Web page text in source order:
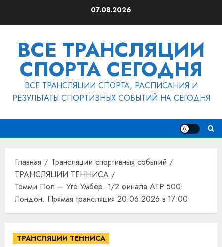
07.08.2026
ВСЕ ТРАНСЛЯЦИИ
СПОРТА СЕГОДНЯ
ВСЕ ТРАНСЛЯЦИИ СПОРТА, РАСПИСАНИЯ И
РЕЗУЛЬТАТЫ СПОРТИВНЫХ СОБЫТИЙ НА СЕГОДНЯ
Главная
Трансляции спортивных событий
ТРАНСЛЯЦИИ ТЕННИСА
Томми Пол — Уго Умбер. 1/2 финала ATP 500
Лондон. Прямая трансляция 20.06.2026 в 17:00
ТРАНСЛЯЦИИ ТЕННИСА